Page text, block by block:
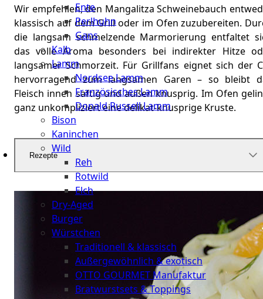
Ente
Perlhuhn
Gans
Kalb
Lamm
Nordsee Lamm
Französisches Lamm
Donald Russell Lamm
Bison
Kaninchen
Wild
Reh
Rotwild
Elch
Dry-Aged
Burger
Würstchen
Traditionell & klassisch
Außergewöhnlich & exotisch
OTTO GOURMET Manufaktur
Bratwurstsets & Toppings
Wir empfehlen, den Mangalitza Schweinebauch
klassisch auf dem Grill oder im Ofen zuzubereiten.
die langsam schmelzende Marmorierung entfaltet
das volle Aroma besonders bei indirekter Hitze
langsamer Schmorzeit. Für Grillfans eignet sich der
hervorragend zum langsamen Garen – so bleibt
Fleisch innen saftig und außen knusprig. Im Ofen
ganz unkompliziert eine delikat-knusprige Kruste.
Rezepte